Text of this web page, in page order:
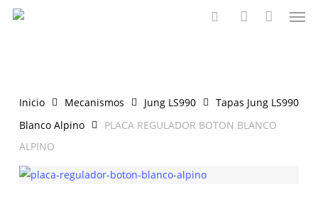
Saltar
Inicio Mecanismos Jung LS990
Tapas Jung LS990
Blanco Alpino
PLACA REGULADOR BOTON BLANCO
ALPINO